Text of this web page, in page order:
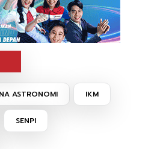
ASTRONOMI IKM
SENPI